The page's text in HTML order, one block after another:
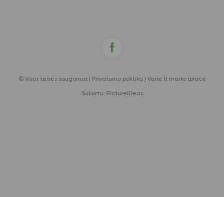
© Visos teisės saugomos | Privatumo politika Varle.lt marketplace
Sukurta: PictureIDeas